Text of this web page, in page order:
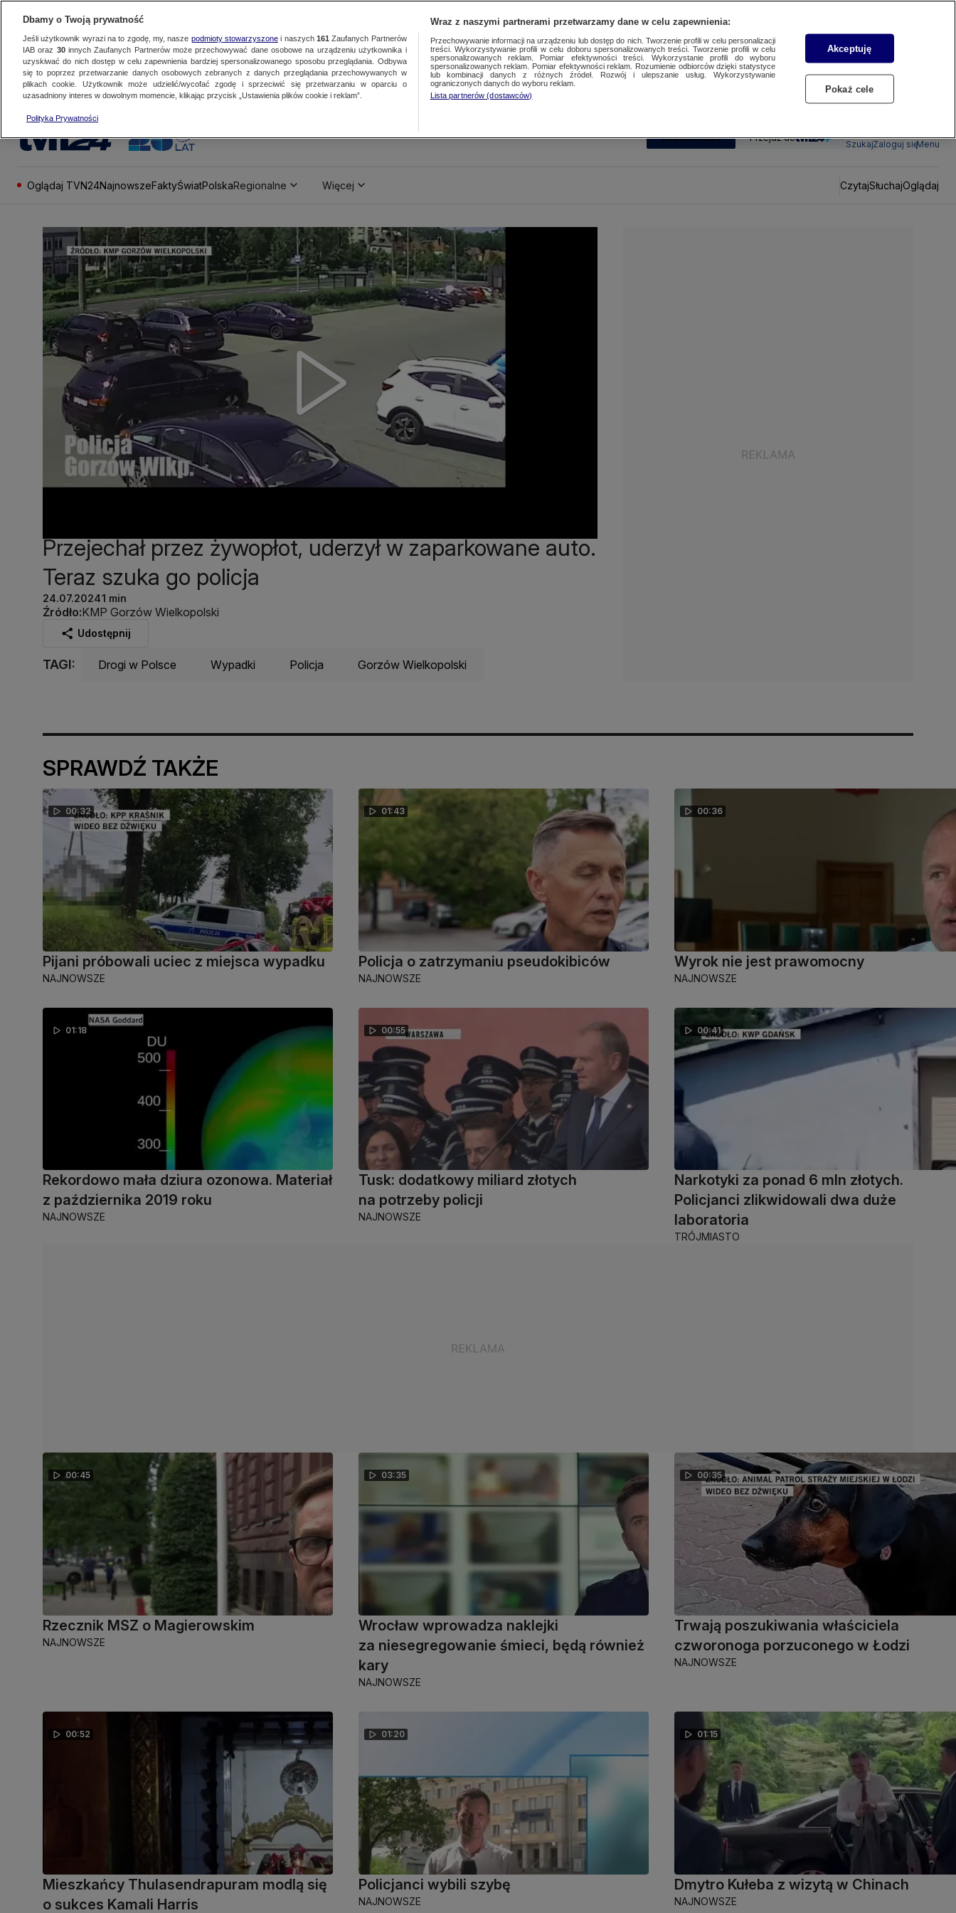
SUBSKRYBUJ Przejdź do
SzukajZaloguj sięMenu
Oglądaj TVN24NajnowszeFaktyŚwiatPolskaRegionalne Więcej CzytajSłuchajOglądaj
Przejechał przez żywopłot, uderzył w zaparkowane auto.
Teraz szuka go policja
24.07.20241 min
Źródło:KMP Gorzów Wielkopolski
Udostępnij
TAGI: Drogi w Polsce Wypadki Policja Gorzów Wielkopolski
SPRAWDŹ TAKŻE
00:32
Pijani próbowali uciec z miejsca wypadku
NAJNOWSZE
01:43
Policja o zatrzymaniu pseudokibiców
NAJNOWSZE
00:36
Wyrok nie jest prawomocny
NAJNOWSZE
01:18
Rekordowo mała dziura ozonowa. Materiał
z października 2019 roku
NAJNOWSZE
00:55
Tusk: dodatkowy miliard złotych
na potrzeby policji
NAJNOWSZE
00:41
Narkotyki za ponad 6 mln złotych.
Policjanci zlikwidowali dwa duże
laboratoria
TRÓJMIASTO
00:45
Rzecznik MSZ o Magierowskim
NAJNOWSZE
03:35
Wrocław wprowadza naklejki
za niesegregowanie śmieci, będą również
kary
NAJNOWSZE
00:35
Trwają poszukiwania właściciela
czworonoga porzuconego w Łodzi
NAJNOWSZE
00:52
Mieszkańcy Thulasendrapuram modlą się
o sukces Kamali Harris
01:20
Policjanci wybili szybę
NAJNOWSZE
01:15
Dmytro Kułeba z wizytą w Chinach
NAJNOWSZE
Dbamy o Twoją prywatność
Jeśli użytkownik wyrazi na to zgodę, my, nasze podmioty stowarzyszonei naszych 161 Zaufanych Partnerów
IAB oraz 30innych Zaufanych Partnerów może przechowywać dane osobowe na urządzeniu użytkownika i
uzyskiwać do nich dostęp w celu zapewnienia bardziej spersonalizowanego sposobu przeglądania. Odbywa
się to poprzez przetwarzanie danych osobowych zebranych z danych przeglądania przechowywanych w
plikach cookie. Użytkownik może udzielić/wycofać zgodę i sprzeciwić się przetwarzaniu w oparciu o
uzasadniony interes w dowolnym momencie, klikając przycisk „Ustawienia plików cookie i reklam”.
Polityka Prywatności
Wraz z naszymi partnerami przetwarzamy dane w celu zapewnienia:
Przechowywanie informacji na urządzeniu lub dostęp do nich. Tworzenie profili w celu personalizacji
treści. Wykorzystywanie profili w celu doboru spersonalizowanych treści. Tworzenie profili w celu
spersonalizowanych reklam. Pomiar efektywności treści. Wykorzystanie profili do wyboru
spersonalizowanych reklam. Pomiar efektywności reklam. Rozumienie odbiorców dzięki statystyce
lub kombinacji danych z różnych źródeł. Rozwój i ulepszanie usług. Wykorzystywanie
ograniczonych danych do wyboru reklam.
Lista partnerów (dostawców)
Akceptuję
Pokaż cele